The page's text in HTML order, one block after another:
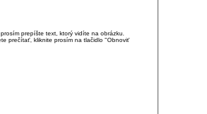
prepíšte text, ktorý vidíte na obrázku.
prečítať, kliknite prosím na tlačidlo "Obnoviť